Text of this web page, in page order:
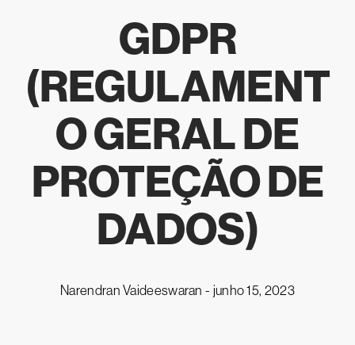
GDPR
(REGULAMENT
O GERAL DE
PROTEÇÃO DE
DADOS)
Narendran Vaideeswaran - junho 15, 2023